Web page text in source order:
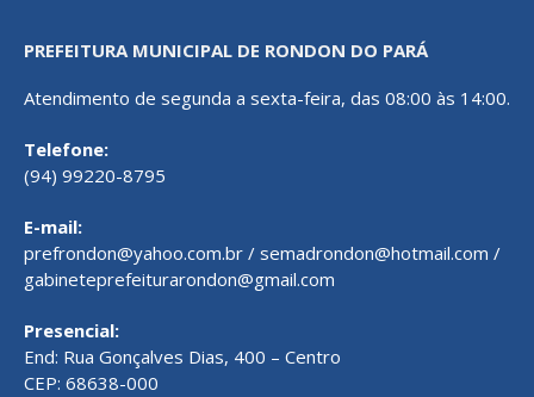
PREFEITURA MUNICIPAL DE RONDON DO PARÁ
Atendimento de segunda a sexta-feira, das 08:00 às 14:00.
Telefone:
(94) 99220-8795
E-mail:
prefrondon@yahoo.com.br / semadrondon@hotmail.com /
gabineteprefeiturarondon@gmail.com
Presencial:
End: Rua Gonçalves Dias, 400 – Centro
CEP: 68638-000